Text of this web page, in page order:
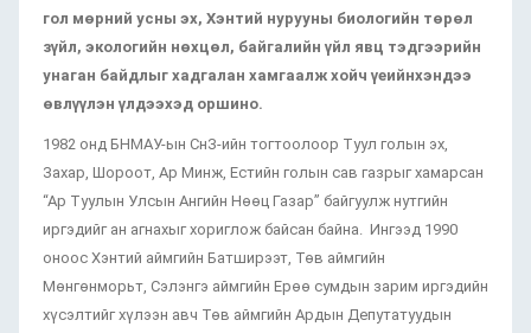
гол мөрний усны эх, Хэнтий нурууны биологийн төрөл
зүйл, экологийн нөхцөл, байгалийн үйл явц тэдгээрийн
унаган байдлыг хадгалан хамгаалж хойч үеийнхэндээ
өвлүүлэн үлдээхэд оршино.
1982 онд БНМАУ-ын СнЗ-ийн тогтоолоор Туул голын эх,
Захар, Шороот, Ар Минж, Естийн голын сав газрыг хамарсан
“Ар Туулын Улсын Ангийн Нөөц Газар” байгуулж нутгийн
иргэдийг ан агнахыг хориглож байсан байна. Ингээд 1990
оноос Хэнтий аймгийн Батширээт, Төв аймгийн
Мөнгөнморьт, Сэлэнгэ аймгийн Ерөө сумдын зарим иргэдийн
хүсэлтийг хүлээн авч Төв аймгийн Ардын Депутатуудын